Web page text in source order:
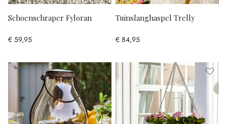
Schoenschraper Fyloran
€ 59,95
Tuinslanghaspel Trelly
€ 84,95